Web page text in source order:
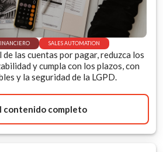
SALES AUTOMATION
las cuentas por pagar, reduzca los
y cumpla con los plazos, con
y la seguridad de la LGPD.
contenido completo